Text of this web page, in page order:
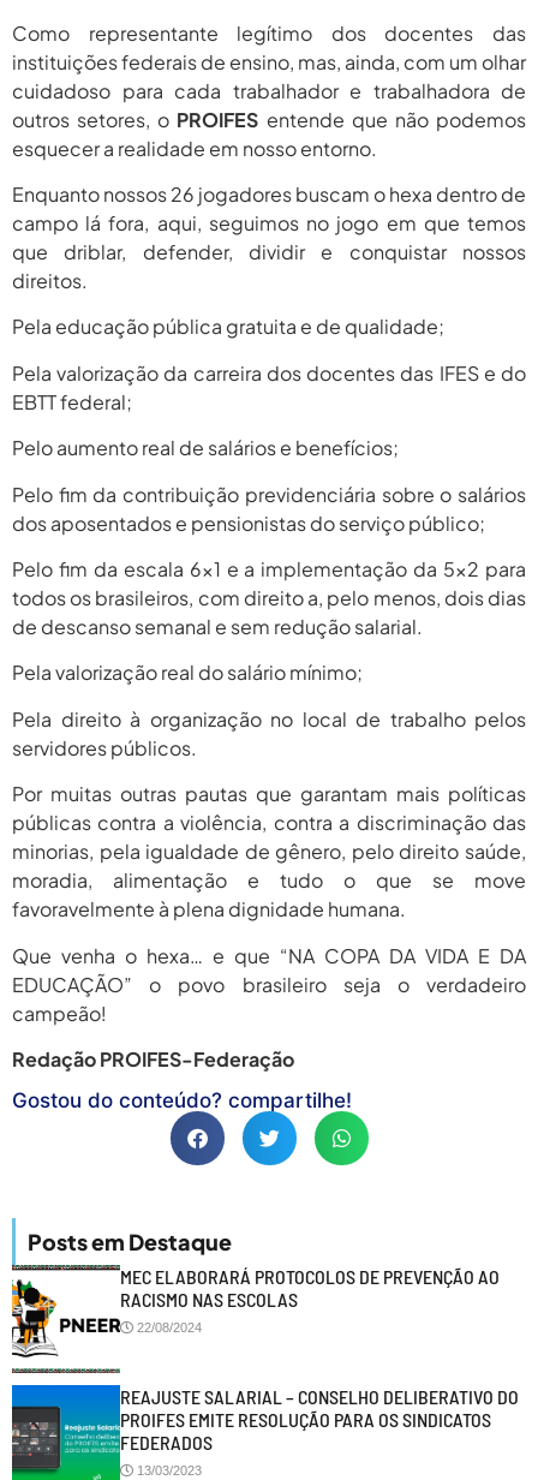
Como representante legítimo dos docentes das
instituições federais de ensino, mas, ainda, com um olhar
cuidadoso para cada trabalhador e trabalhadora de
outros setores, o PROIFES entende que não podemos
esquecer a realidade em nosso entorno.
Enquanto nossos 26 jogadores buscam o hexa dentro de
campo lá fora, aqui, seguimos no jogo em que temos
que driblar, defender, dividir e conquistar nossos
direitos.
Pela educação pública gratuita e de qualidade;
Pela valorização da carreira dos docentes das IFES e do
EBTT federal;
Pelo aumento real de salários e benefícios;
Pelo fim da contribuição previdenciária sobre o salários
dos aposentados e pensionistas do serviço público;
Pelo fim da escala 6×1 e a implementação da 5×2 para
todos os brasileiros, com direito a, pelo menos, dois dias
de descanso semanal e sem redução salarial.
Pela valorização real do salário mínimo;
Pela direito à organização no local de trabalho pelos
servidores públicos.
Por muitas outras pautas que garantam mais políticas
públicas contra a violência, contra a discriminação das
minorias, pela igualdade de gênero, pelo direito saúde,
moradia, alimentação e tudo o que se move
favoravelmente à plena dignidade humana.
Que venha o hexa… e que “NA COPA DA VIDA E DA
EDUCAÇÃO” o povo brasileiro seja o verdadeiro
campeão!
Redação PROIFES-Federação
Gostou do conteúdo? compartilhe!
Posts em Destaque
MEC ELABORARÁ PROTOCOLOS DE PREVENÇÃO AO
RACISMO NAS ESCOLAS
22/08/2024
REAJUSTE SALARIAL – CONSELHO DELIBERATIVO DO
PROIFES EMITE RESOLUÇÃO PARA OS SINDICATOS
FEDERADOS
13/03/2023